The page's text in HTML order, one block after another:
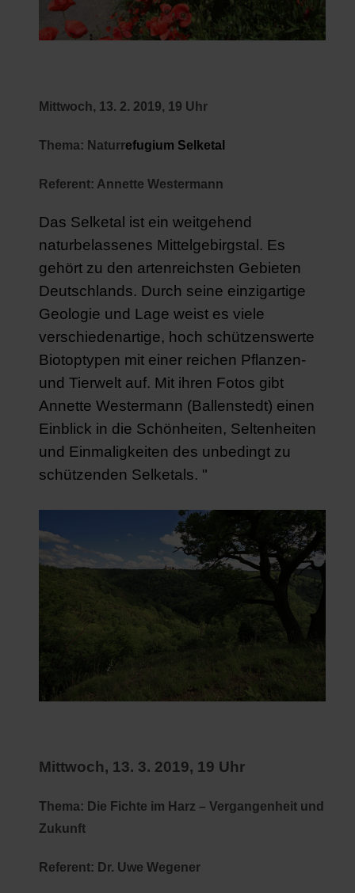
Mittwoch, 13. 2. 2019, 19 Uhr
Thema: Naturrefugium Selketal
Referent: Annette Westermann
Das Selketal ist ein weitgehend
naturbelassenes Mittelgebirgstal. Es
gehört zu den artenreichsten Gebieten
Deutschlands. Durch seine einzigartige
Geologie und Lage weist es viele
verschiedenartige, hoch schützenswerte
Biotoptypen mit einer reichen Pflanzen-
und Tierwelt auf. Mit ihren Fotos gibt
Annette Westermann (Ballenstedt) einen
Einblick in die Schönheiten, Seltenheiten
und Einmaligkeiten des unbedingt zu
schützenden Selketals. "
Mittwoch, 13. 3. 2019, 19 Uhr
Thema: Die Fichte im Harz – Vergangenheit und
Zukunft
Referent: Dr. Uwe Wegener